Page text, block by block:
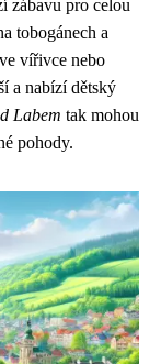
zábavu pro celou
tobogánech a
vířivce nebo
a nabízí dětský
Labem tak mohou
pohody.